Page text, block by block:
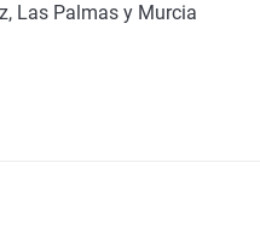
Las Palmas y Murcia